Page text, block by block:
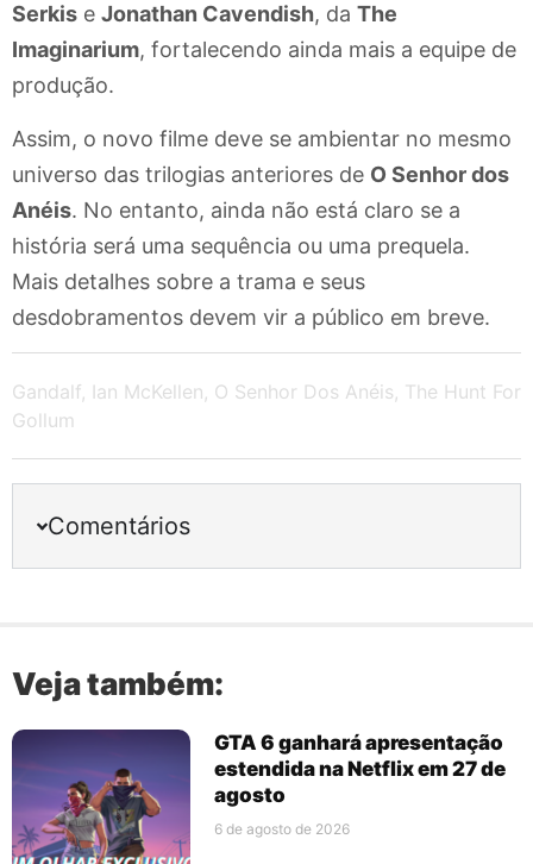
Serkis e Jonathan Cavendish, da The
Imaginarium, fortalecendo ainda mais a equipe de
produção.
Assim, o novo filme deve se ambientar no mesmo
universo das trilogias anteriores de O Senhor dos
Anéis. No entanto, ainda não está claro se a
história será uma sequência ou uma prequela.
Mais detalhes sobre a trama e seus
desdobramentos devem vir a público em breve.
Gandalf, Ian McKellen, O Senhor Dos Anéis, The Hunt For
Gollum
Comentários
Veja também:
GTA 6 ganhará apresentação
estendida na Netflix em 27 de
agosto
6 de agosto de 2026